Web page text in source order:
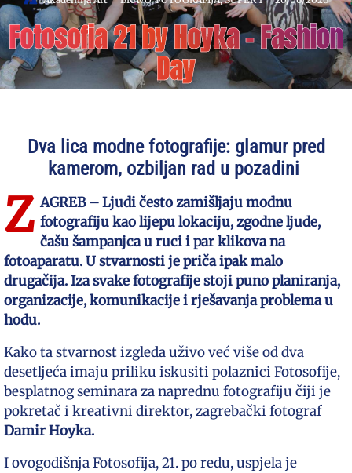
Fotosofia 21 by Hoyka – Fashion
Day
Dva lica modne fotografije: glamur pred
kamerom, ozbiljan rad u pozadini
Z AGREB – Ljudi često zamišljaju modnu
fotografiju kao lijepu lokaciju, zgodne ljude,
čašu šampanjca u ruci i par klikova na
fotoaparatu. U stvarnosti je priča ipak malo
drugačija. Iza svake fotografije stoji puno planiranja,
organizacije, komunikacije i rješavanja problema u
hodu.
Kako ta stvarnost izgleda uživo već više od dva
desetljeća imaju priliku iskusiti polaznici Fotosofije,
besplatnog seminara za naprednu fotografiju čiji je
pokretač i kreativni direktor, zagrebački fotograf
Damir Hoyka.
I ovogodišnja Fotosofija, 21. po redu, uspjela je